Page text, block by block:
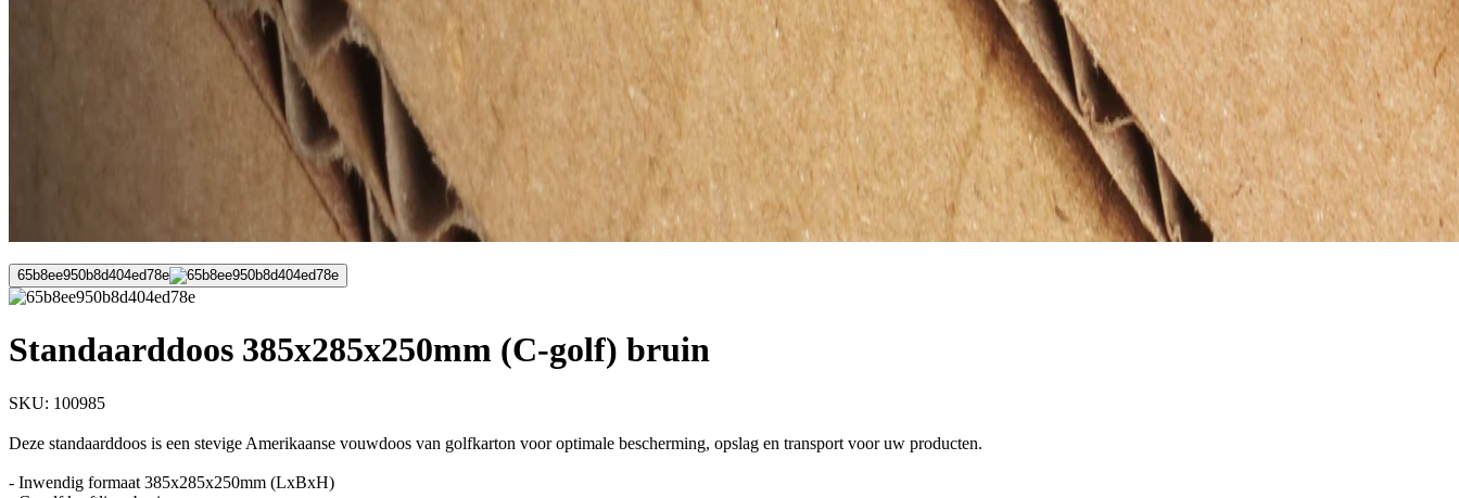
65b8ee950b8d404ed78e
Standaarddoos 385x285x250mm (C-golf) bruin
SKU: 100985
Deze standaarddoos is een stevige Amerikaanse vouwdoos van golfkarton voor optimale bescherming, opslag en transport voor uw producten.
- Inwendig formaat 385x285x250mm (LxBxH)